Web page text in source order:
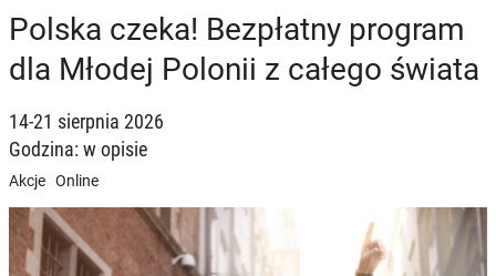
Polska czeka! Bezpłatny program
dla Młodej Polonii z całego świata
14-21 sierpnia 2026
Godzina: w opisie
Akcje Online